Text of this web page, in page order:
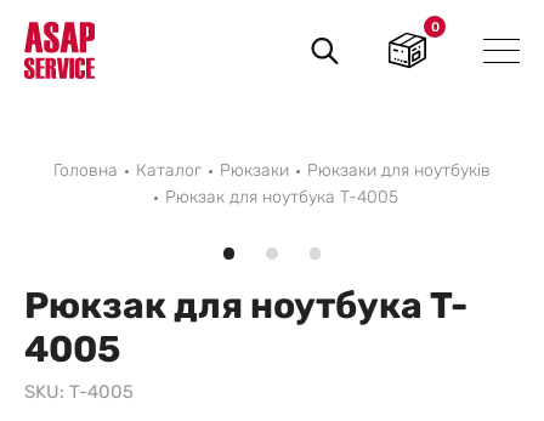
Пошук
товарів
0
Головна Каталог Рюкзаки
Рюкзаки для ноутбуків
Рюкзак для ноутбука T-4005
Рюкзак для ноутбука T-
4005
SKU: T-4005